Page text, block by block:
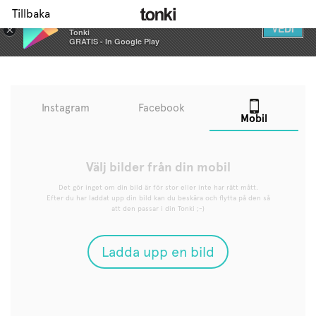
Tillbaka
Instagram
Facebook
Mobil
Välj bilder från din mobil
Det gör inget om din bild är för stor eller inte har rätt mått.
Efter du har laddat upp din bild kan du beskära och flytta på den så
att den passar i din Tonki ;-)
Ladda upp en bild
×
Tonki
GRATIS - In Google Play
VEDI